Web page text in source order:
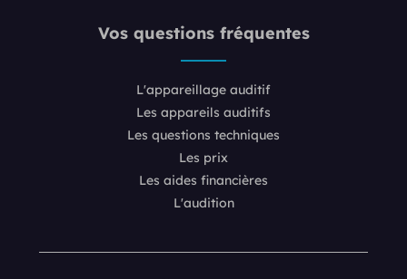
Vos questions fréquentes
L'appareillage auditif
Les appareils auditifs
Les questions techniques
Les prix
Les aides financières
L'audition